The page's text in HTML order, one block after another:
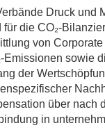
Druck und
die CO₂-
von
Emissionen sowie
der
über nach
in